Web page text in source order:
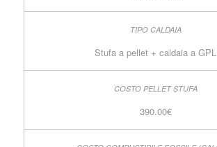
Stufa a pellet + caldaia a GPL
390.00€